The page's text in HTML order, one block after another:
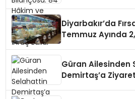
Diyarbakır’da
Temmuz Ayında
Güran Ailesinden
Demirtaş’a Ziyaret